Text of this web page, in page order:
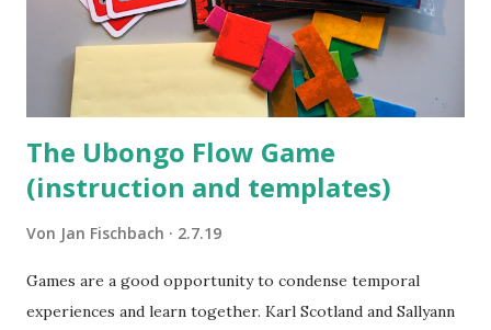
The Ubongo Flow Game
(instruction and templates)
Von Jan Fischbach 2.7.19
Games are a good opportunity to condense temporal
experiences and learn together. Karl Scotland and Sallyann